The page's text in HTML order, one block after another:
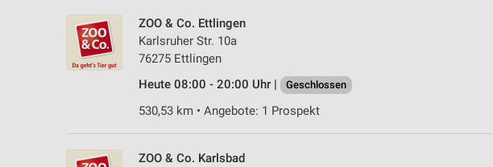
ZOO & Co. Ettlingen
Karlsruher Str. 10a
76275 Ettlingen
Heute 08:00 - 20:00 Uhr |
Geschlossen
530,53 km • Angebote: 1 Prospekt
ZOO & Co. Karlsbad